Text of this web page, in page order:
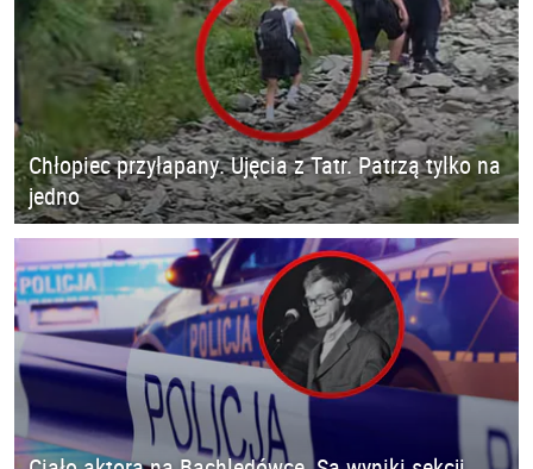
Chłopiec przyłapany. Ujęcia z Tatr. Patrzą tylko na
jedno